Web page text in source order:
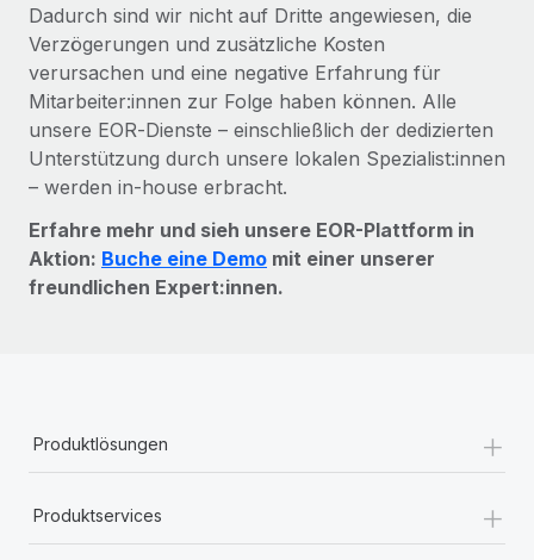
Dadurch sind wir nicht auf Dritte angewiesen, die
Verzögerungen und zusätzliche Kosten
verursachen und eine negative Erfahrung für
Mitarbeiter:innen zur Folge haben können. Alle
unsere EOR‑Dienste – einschließlich der dedizierten
Unterstützung durch unsere lokalen Spezialist:innen
– werden in-house erbracht.
Erfahre mehr und sieh unsere EOR-Plattform in
Aktion: Buche eine Demo mit einer unserer
freundlichen Expert:innen.
Produktlösungen +
Produktservices +